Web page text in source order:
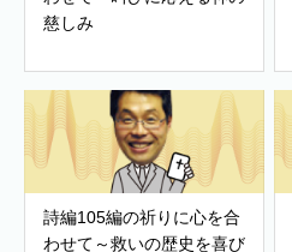
慈しみ
詩編105編の祈りに心を合
わせて～救いの歴史を喜び